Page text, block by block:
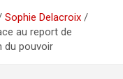
Sophie Delacroix
au report de
du pouvoir